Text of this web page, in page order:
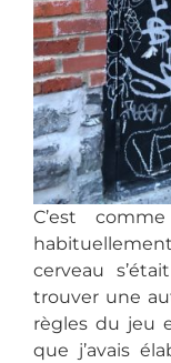
C’est
cerveau
trouver une
règles du jeu
que j’avais